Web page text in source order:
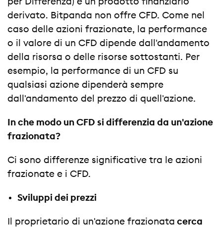
derivato. Bitpanda non offre CFD. Come nel
caso delle azioni frazionate, la performance
o il valore di un CFD dipende dall'andamento
della risorsa o delle risorse sottostanti. Per
esempio, la performance di un CFD su
qualsiasi azione dipenderà sempre
dall'andamento del prezzo di quell'azione.
In che modo un CFD si differenzia da un'azione
frazionata?
Ci sono differenze significative tra le azioni
frazionate e i CFD.
Sviluppi dei prezzi
Il proprietario di un'azione frazionata cerca